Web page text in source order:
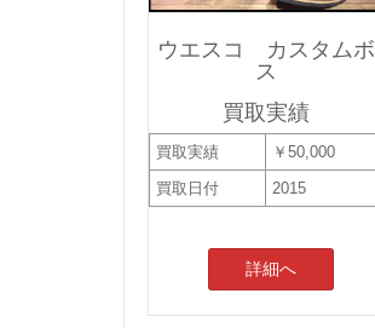
ウエスコ カスタムボ
ス
買取実績
買取実績
￥50,000
買取日付
2015
詳細へ